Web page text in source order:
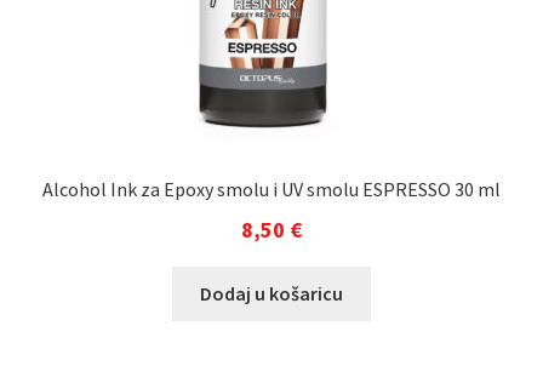
Alcohol Ink za Epoxy smolu i UV smolu ESPRESSO 30 ml
8,50 €
Dodaj u košaricu